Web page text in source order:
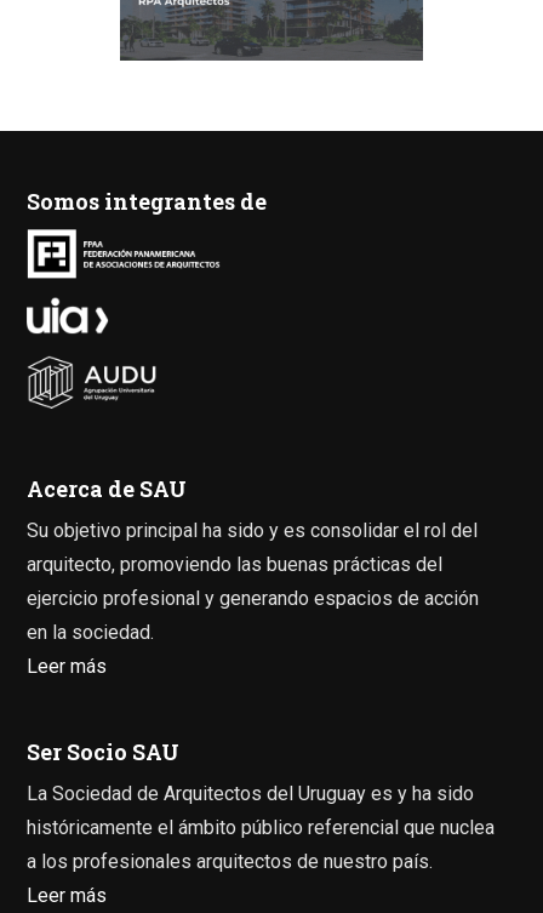
Somos integrantes de
Acerca de SAU
Su objetivo principal ha sido y es consolidar el rol del
arquitecto, promoviendo las buenas prácticas del
ejercicio profesional y generando espacios de acción
en la sociedad.
Leer más
Ser Socio SAU
La Sociedad de Arquitectos del Uruguay es y ha sido
históricamente el ámbito público referencial que nuclea
a los profesionales arquitectos de nuestro país.
Leer más